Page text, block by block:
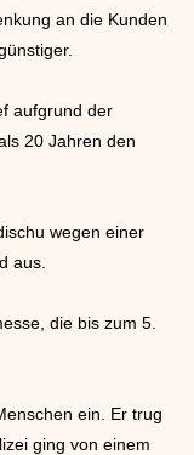
an die Kunden
aufgrund der
20 Jahren den
wegen einer
aus.
die bis zum 5.
ein. Er trug
ging von einem